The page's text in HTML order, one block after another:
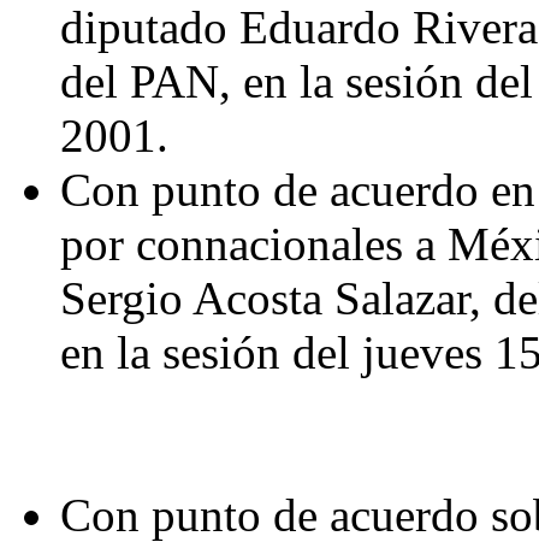
diputado Eduardo
del PAN, en la sesión
2001.
Con punto de acuerdo
por connacionales a
Sergio Acosta Salazar,
en la sesión del jueves
Con punto de acuerdo